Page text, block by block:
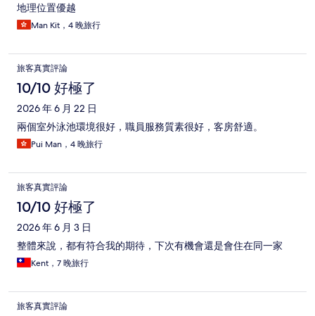
地理位置優越
Man Kit，4 晚旅行
旅客真實評論
10/10 好極了
2026 年 6 月 22 日
兩個室外泳池環境很好，職員服務質素很好，客房舒適。
Pui Man，4 晚旅行
旅客真實評論
10/10 好極了
2026 年 6 月 3 日
整體來說，都有符合我的期待，下次有機會還是會住在同一家
Kent，7 晚旅行
旅客真實評論